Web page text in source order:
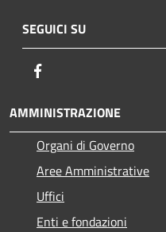
SEGUICI SU
AMMINISTRAZIONE
Organi di Governo
Aree Amministrative
Uffici
Enti e fondazioni